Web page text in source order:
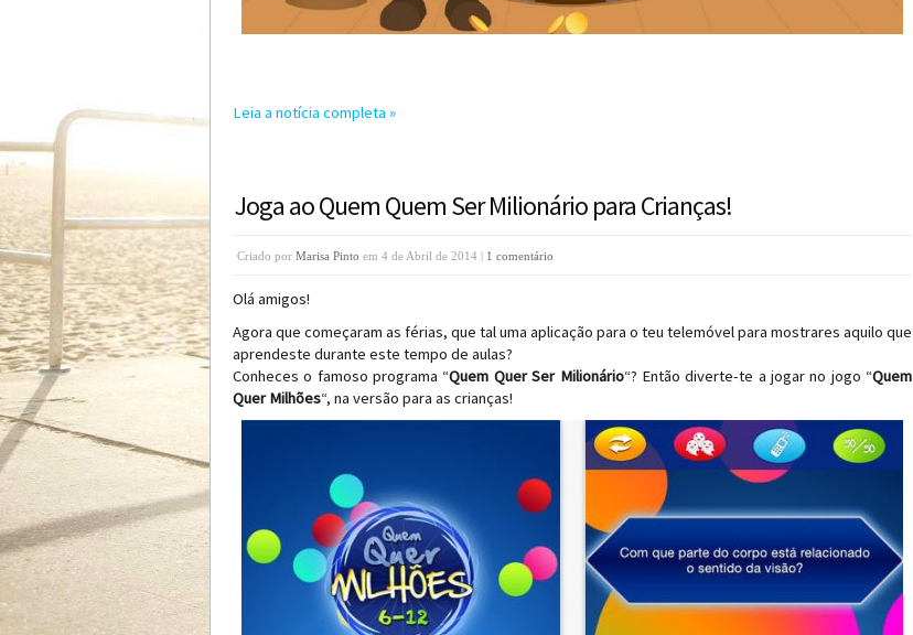
Leia a notícia completa »
Joga ao Quem Quem Ser Milionário para Crianças!
Criado por Marisa Pinto em 4 de Abril de 2014 | 1 comentário
Olá amigos!
Agora que começaram as férias, que tal uma aplicação para o teu telemóvel para mostrares aquilo que
aprendeste durante este tempo de aulas?
Conheces o famoso programa “Quem Quer Ser Milionário“? Então diverte-te a jogar no jogo “Quem
Quer Milhões“, na versão para as crianças!